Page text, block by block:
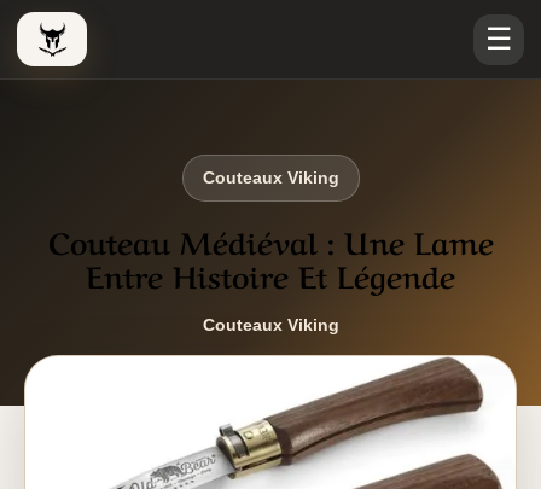
Le Viking Couteau ☰
Couteaux Viking
Couteau Médiéval : Une Lame
Entre Histoire Et Légende
Couteaux Viking